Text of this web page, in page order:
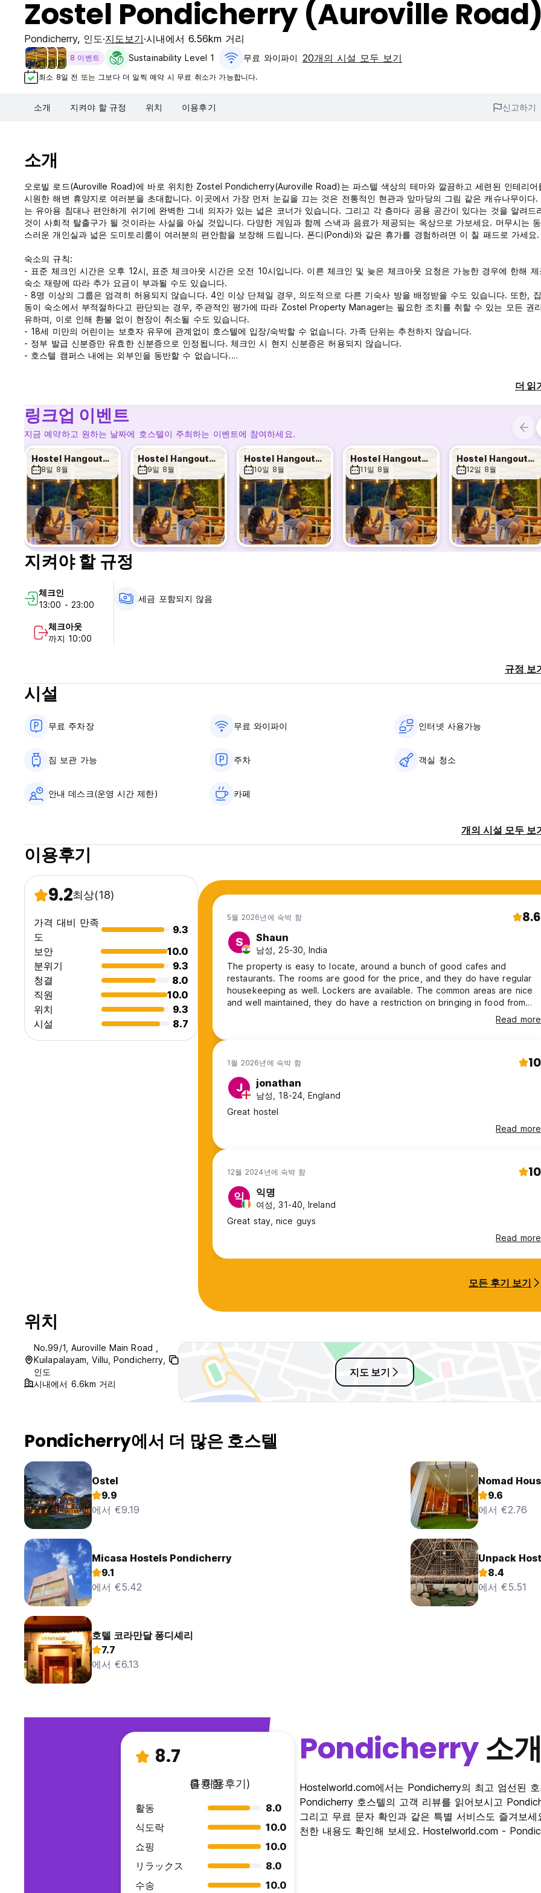
Zostel Pondicherry (Auroville
Pondicherry, 인도 지도보기 시내에서 6.56km 거리
8 이벤트 Sustainability Level 1 무료 와이파이 20개의 시설 모두 보기
최소 8일 전 또는 그보다 더 일찍 예약 시 무료 취소가 가능합니다.
소개 지켜야 할 규정 위치 이용후기 신고하기
소개
오로빌 로드(Auroville Road)에 바로 위치한 Zostel Pondicherry(Auroville Road)는 파스텔 색상의 테마와 깔끔하고 세련된 인테리어
시원한 해변 휴양지로 여러분을 초대합니다. 이곳에서 가장 먼저 눈길을 끄는 것은 전통적인 현관과 앞마당의 그림 같은 캐슈나무이다.
는 유아용 침대나 편안하게 쉬기에 완벽한 그네 의자가 있는 넓은 코너가 있습니다. 그리고 각 층마다 공용 공간이 있다는 것을 알려드
것이 사회적 탈출구가 될 것이라는 사실을 아실 것입니다. 다양한 게임과 함께 스낵과 음료가 제공되는 옥상으로 가보세요. 머무시는
스러운 개인실과 넓은 도미토리룸이 여러분의 편안함을 보장해 드립니다. 폰디(Pondi)와 같은 휴가를 경험하려면 이 칠 패드로 가세요.
숙소의 규칙:
- 표준 체크인 시간은 오후 12시, 표준 체크아웃 시간은 오전 10시입니다. 이른 체크인 및 늦은 체크아웃 요청은 가능한 경우에 한해 제
숙소 재량에 따라 추가 요금이 부과될 수도 있습니다.
- 8명 이상의 그룹은 엄격히 허용되지 않습니다. 4인 이상 단체일 경우, 의도적으로 다른 기숙사 방을 배정받을 수도 있습니다. 또한,
동이 숙소에서 부적절하다고 판단되는 경우, 주관적인 평가에 따라 Zostel Property Manager는 필요한 조치를 취할 수 있는 모든 권
유하며, 이로 인해 환불 없이 현장이 취소될 수도 있습니다.
- 18세 미만의 어린이는 보호자 유무에 관계없이 호스텔에 입장/숙박할 수 없습니다. 가족 단위는 추천하지 않습니다.
- 정부 발급 신분증만 유효한 신분증으로 인정됩니다. 체크인 시 현지 신분증은 허용되지 않습니다.
- 호스텔 캠퍼스 내에는 외부인을 동반할 수 없습니다.
- 숙소 재량 및 현지 법률에 따라 구내에서 주류 섭취가 허용됩니다. 도착 전에 숙소로 연락하여 해당 사항을 확인하시기 바랍니다.
- 입장권이 보유되어 있습니다.
취소 정책: 도착 72시간 전. 늦게 취소하거나 노쇼(No Show)하는 경우 숙박 첫날 밤 요금이 청구됩니다.
도착 시 현금으로 결제하세요.
세금은 포함되지 않습니다 - 12.00%
아침 식사는 포함되어 있지 않습니다.
통금 없음. (Auto-translated from original language)
더 읽
링크업 이벤트
지금 예약하고 원하는 날짜에 호스텔이 주최하는 이벤트에 참여하세요.
Hostel Hangouts: Board Games & Beyond
8일 8월
Hostel Hangouts: Board Games & Beyond
9일 8월
Hostel Hangouts: Board Games & Beyond
10일 8월
Hostel Hangouts: Board Games & Beyond
11일 8월
Hostel Hangouts: Board Games & Beyond
12일 8월
지켜야 할 규정
체크인
13:00 - 23:00
체크아웃
까지 10:00
세금 포함되지 않음
규정 보
시설
무료 주차장 무료 와이파이 인터넷 사용가능
짐 보관 가능 주차 객실 청소
안내 데스크(운영 시간 제한) 카페
개의 시설 모두 보
이용후기
9.2최상(18)
가격 대비 만족
도
9.3
보안
10.0
분위기
9.3
청결
8.0
직원
10.0
위치
9.3
시설
8.7
5월 2026년에 숙박 함 8.6
S Shaun
남성, 25-30, India
The property is easy to locate, around a bunch of good cafes and
restaurants. The rooms are good for the price, and they do have regular
housekeeping as well. Lockers are available. The common areas are nice
and well maintained, they do have a restriction on bringing in food from
outside tho. The hostel staff Karuna and Bhavesh, are really friendly and
Read more
1월 2026년에 숙박 함 10
J jonathan
남성, 18-24, England
Great hostel
Read more
12월 2024년에 숙박 함 10
익 익명
여성, 31-40, Ireland
Great stay, nice guys
Read more
모든 후기 보기
위치
No.99/1, Auroville Main Road ,
Kuilapalayam, Villu, Pondicherry,
인도
시내에서 6.6km 거리
지도 보기
Pondicherry에서 더 많은 호스텔
Ostel
9.9
에서 €9.19
Nomad
9.6
에서 €2.76
Micasa Hostels Pondicherry
9.1
에서 €5.42
Unpack
8.4
에서 €5.51
호텔 코라만달 퐁디셰리
7.7
에서 €6.13
8.7
훌륭함
(1 이용후기)
활동
8.0
식도락
10.0
쇼핑
10.0
リラックス
8.0
수송
10.0
Pondicherry소
Hostelworld.com에서는 Pondicherry의 최고 엄선된
Pondicherry 호스텔의 고객 리뷰를 읽어보시고
그리고 무료 문자 확인과 같은 특별 서비스도 즐겨보
천한 내용도 확인해 보세요. Hostelworld.com -